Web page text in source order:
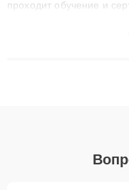
проходит обучение и
сохранением гарантии